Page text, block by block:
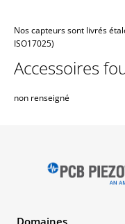
Nos capteurs sont livrés
ISO17025)
Accessoires
non renseigné